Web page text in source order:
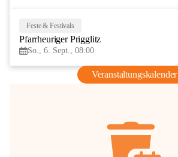
Feste & Festivals
Pfarrheuriger Prigglitz
So., 6. Sept., 08:00
Veranstaltungskalender